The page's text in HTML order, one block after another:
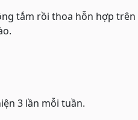
tắm rồi thoa hỗn hợp
3 lần mỗi tuần.